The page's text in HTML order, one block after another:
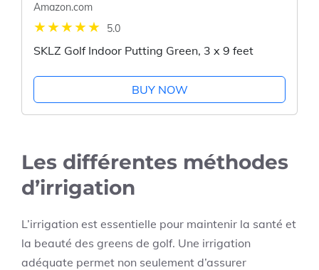
Amazon.com
5.0
SKLZ Golf Indoor Putting Green, 3 x 9 feet
BUY NOW
Les différentes méthodes
d’irrigation
L’irrigation est essentielle pour maintenir la santé et
la beauté des greens de golf. Une irrigation
adéquate permet non seulement d’assurer